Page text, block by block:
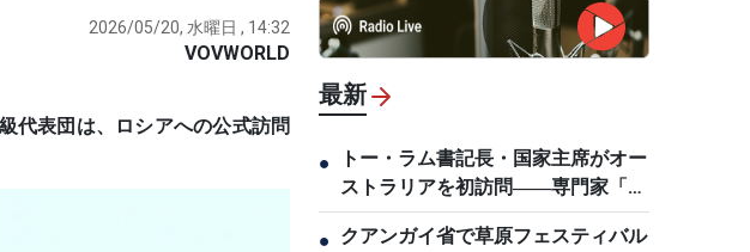
2026/05/20, 水曜日 , 14:32
VOVWORLD
代表団は、ロシアへの公式訪問
最新
●
トー・ラム書記長・国家主席がオー
ストラリアを初訪問――専門家「両
国の信頼関係の高まりを示す歴史的
な節目」
● クアンガイ省で草原フェスティバル